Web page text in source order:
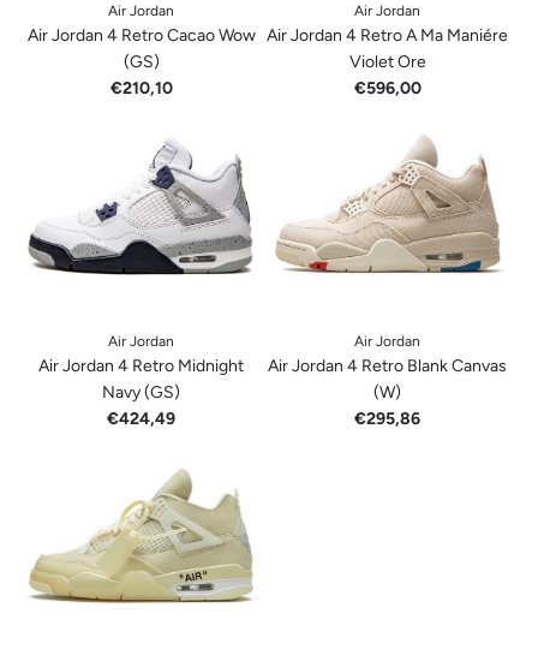
Air Jordan
Air Jordan 4 Retro Cacao Wow
(GS)
€210,10
Air Jordan
Air Jordan 4 Retro A Ma Maniére
Violet Ore
€596,00
Air Jordan
Air Jordan 4 Retro Midnight
Navy (GS)
€424,49
Air Jordan
Air Jordan 4 Retro Blank Canvas
(W)
€295,86